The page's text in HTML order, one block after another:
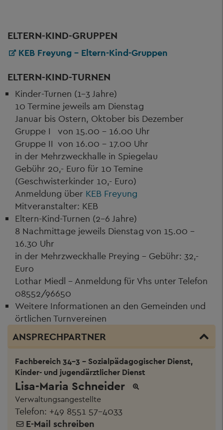
ELTERN-KIND-GRUPPEN
KEB Freyung - Eltern-Kind-Gruppen
ELTERN-KIND-TURNEN
Kinder-Turnen (1-3 Jahre)
10 Termine jeweils am Dienstag
Januar bis Ostern, Oktober bis Dezember
Gruppe I von 15.00 - 16.00 Uhr
Gruppe II von 16.00 - 17.00 Uhr
in der Mehrzweckhalle in Spiegelau
Gebühr 20,- Euro für 10 Temine
(Geschwisterkinder 10,- Euro)
Anmeldung über KEB Freyung
Mitveranstalter: KEB
Eltern-Kind-Turnen (2-6 Jahre)
8 Nachmittage jeweils Dienstag von 15.00 -
16.30 Uhr
in der Mehrzweckhalle Preying - Gebühr: 32,-
Euro
Lothar Miedl - Anmeldung für Vhs unter Telefon
08552/96650
Weitere Informationen an den Gemeinden und
örtlichen Turnvereinen
ANSPRECHPARTNER
Fachbereich 34-3 - Sozialpädagogischer Dienst,
Kinder- und jugendärztlicher Dienst
Lisa-Maria Schneider
Verwaltungsangestellte
Telefon: +49 8551 57-4033
E-Mail schreiben